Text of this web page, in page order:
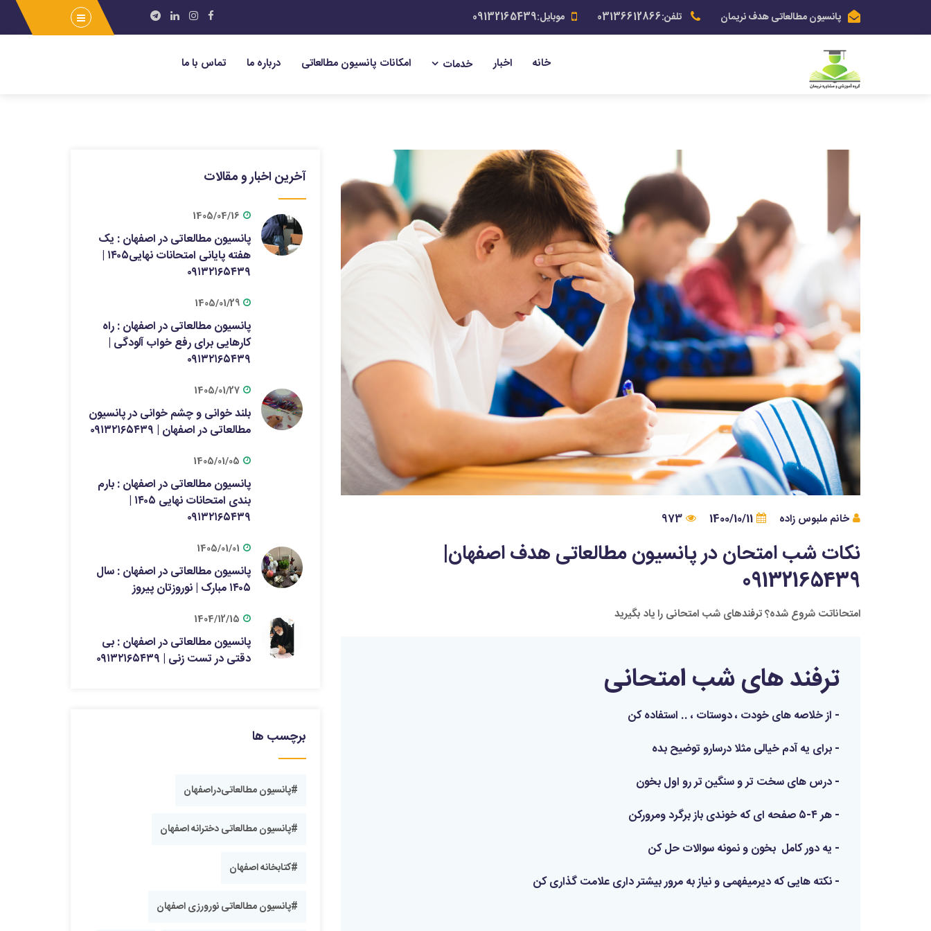
پانسیون مطالعاتی هدف نریمان تلفن:03136612866 موبایل:09132165439
خانه اخبار خدمات امکانات پانسیون مطالعاتی درباره ما تماس با ما
خانم ملبوس زاده 1400/10/11
973
نکات شب امتحان در پانسیون مطالعاتی هدف اصفهان|
09132165439
امتحاناتت شروع شده؟ ترفندهای شب امتحانی را یاد بگیرید
ترفند های شب امتحانی
- از خلاصه های خودت ، دوستات ، .. استفاده کن
- برای یه آدم خیالی مثلا درسارو توضیح بده
- درس های سخت تر و سنگین تر‌ رو ا‌ول بخون
- هر ۴-۵ صفحه ای که خوندی باز برگرد و‌مرور‌کن
- یه دور کامل بخون و نمونه سوالات حل کن
- نکته هایی که دیر‌میفهمی و نیاز به مرور بیشتر داری علامت گذاری کن
آخرین اخبار و مقالات
1405/04/16
پانسیون مطالعاتی در اصفهان : یک
هفته پایانی امتحانات نهایی۱۴۰۵ |
۰۹۱۳۲۱۶۵۴۳۹
1405/01/29
پانسیون مطالعاتی در اصفهان : راه
کارهایی برای رفع خواب آلودگی |
۰۹۱۳۲۱۶۵۴۳۹
1405/01/27
بلند خوانی و چشم خوانی در پانسیون
مطالعاتی در اصفهان | ۰۹۱۳۲۱۶۵۴۳۹
1405/01/05
پانسیون مطالعاتی در اصفهان : بارم
بندی امتحانات نهایی ۱۴۰۵ |
۰۹۱۳۲۱۶۵۴۳۹
1405/01/01
پانسیون مطالعاتی در اصفهان : سال
۱۴۰۵ مبارک | نوروزتان پیروز
1404/12/15
پانسیون مطالعاتی در اصفهان : بی
دقتی در تست زنی | ۰۹۱۳۲۱۶۵۴۳۹
برچسب ها
#‎پانسیون مطالعاتی‌‌دراصفهان
#پانسیون مطالعاتی دخترانه اصفهان
#کتابخانه اصفهان
#پانسیون ‎مطالعاتی نورورزی اصفهان